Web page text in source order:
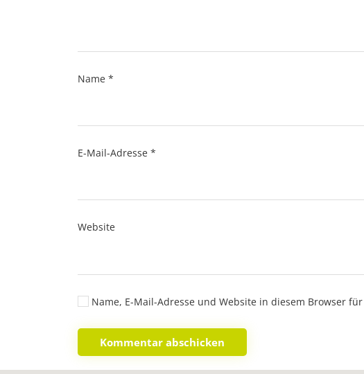
Name *
E-Mail-Adresse *
Website
Name, E-Mail-Adresse und Website in diesem Browser
Kommentar abschicken